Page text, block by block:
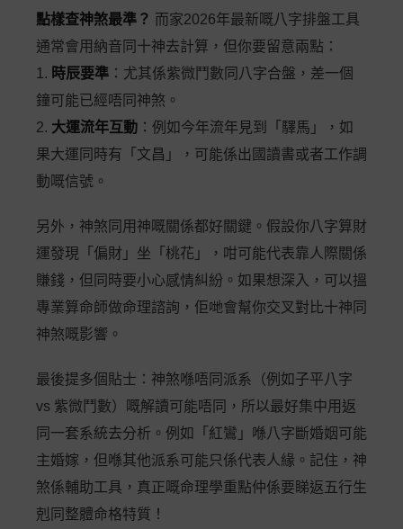
點樣查神煞最準？ 而家2026年最新嘅八字排盤工具
通常會用納音同十神去計算，但你要留意兩點：
1. 時辰要準 ：尤其係紫微鬥數同八字合盤，差一個
鐘可能已經唔同神煞。
2. 大運流年互動 ：例如今年流年見到「驛馬」，如
果大運同時有「文昌」，可能係出國讀書或者工作調
動嘅信號。
另外，神煞同用神嘅關係都好關鍵。假設你八字算財
運發現「偏財」坐「桃花」，咁可能代表靠人際關係
賺錢，但同時要小心感情糾紛。如果想深入，可以搵
專業算命師做命理諮詢，佢哋會幫你交叉對比十神同
神煞嘅影響。
最後提多個貼士：神煞喺唔同派系（例如子平八字
vs 紫微鬥數）嘅解讀可能唔同，所以最好集中用返
同一套系統去分析。例如「紅鸞」喺八字斷婚姻可能
主婚嫁，但喺其他派系可能只係代表人緣。記住，神
煞係輔助工具，真正嘅命理學重點仲係要睇返五行生
剋同整體命格特質！